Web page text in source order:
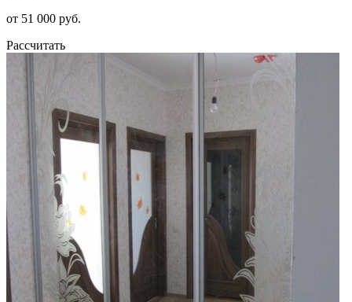
от 51 000 руб.
Рассчитать